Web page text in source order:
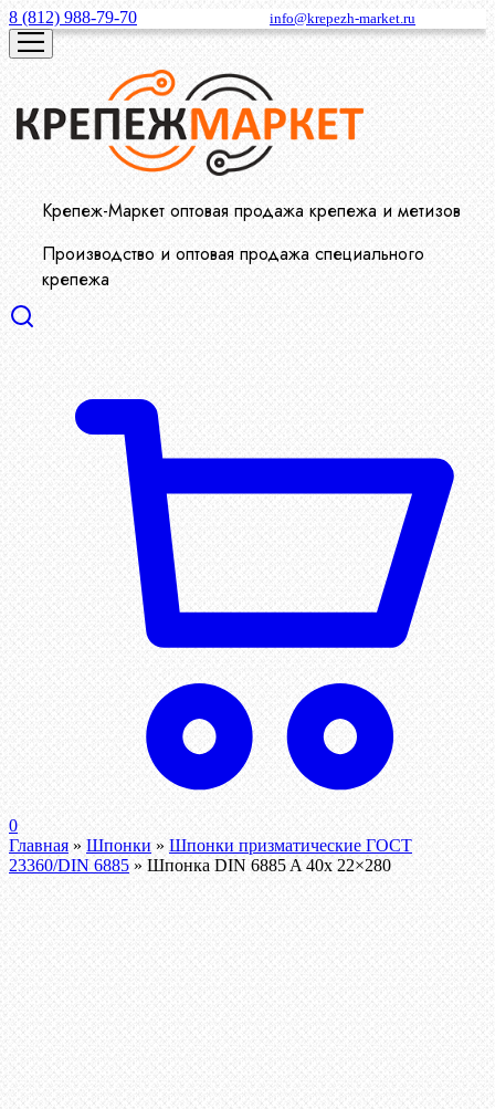
8 (812) 988-79-70 info@krepezh-market.ru
Крепеж-Маркет оптовая продажа крепежа и метизов
Производство и оптовая продажа специального
крепежа
0
Главная » Шпонки » Шпонки призматические ГОСТ
23360/DIN 6885 » Шпонка DIN 6885 A 40x 22×280